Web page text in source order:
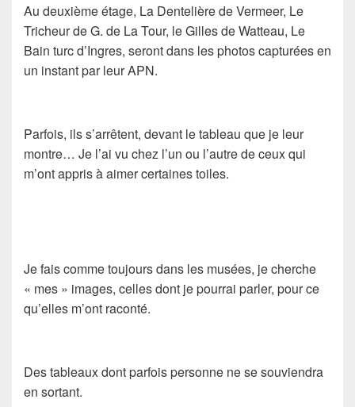
Au deuxième étage, La DentelièredeVermeer, Le
TricheurdeG. de La Tour, leGillesdeWatteau, Le
Bain turcd’Ingres, seront dans les photos capturées en
un instant par leur APN.
Parfois, ils s’arrêtent, devant le tableau que je leur
montre… Je l’ai vu chez l’un ou l’autre de ceux qui
m’ont appris à aimer certaines toiles.
Je fais comme toujours dans les musées, je cherche
« mes » images, celles dont je pourrai parler, pour ce
qu’elles m’ont raconté.
Des tableaux dont parfois personne ne se souviendra
en sortant.